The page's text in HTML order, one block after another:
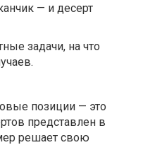
— и десерт
задачи, на что
позиции — это
представлен в
решает свою